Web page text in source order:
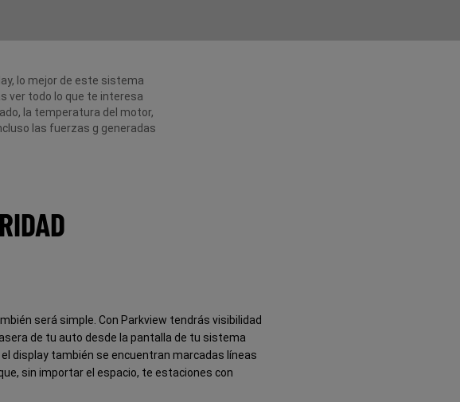
lo mejor de este sistema
ver todo lo que te interesa
la temperatura del motor,
las fuerzas g generadas
será simple. Con Parkview tendrás visibilidad
de tu auto desde la pantalla de tu sistema
el display también se encuentran marcadas líneas
sin importar el espacio, te estaciones con